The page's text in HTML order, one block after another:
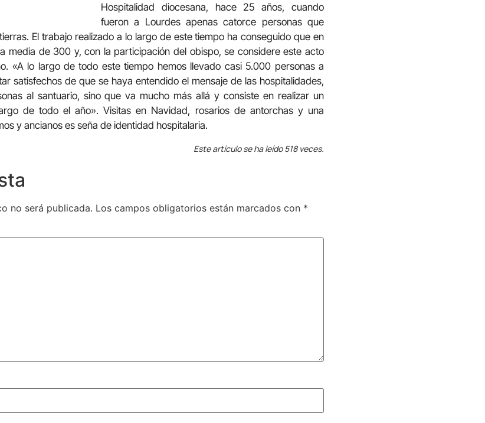
Hospitalidad diocesana, hace 25 años, cuando
fueron a Lourdes apenas catorce personas que
El trabajo realizado a lo largo de este tiempo ha conseguido que en
media de 300 y, con la participación del obispo, se considere este acto
«A lo largo de todo este tiempo hemos llevado casi 5.000 personas a
satisfechos de que se haya entendido el mensaje de las hospitalidades,
al santuario, sino que va mucho más allá y consiste en realizar un
de todo el año». Visitas en Navidad, rosarios de antorchas y una
y ancianos es seña de identidad hospitalaria.
Este artículo se ha leído 518 veces.
no será publicada. Los campos obligatorios están marcados con *